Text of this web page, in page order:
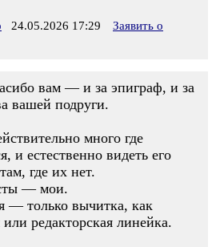
24.05.2026 17:29
Заявить о
вам — и за эпиграф, и за
вашей подруги.
много где
и естественно видеть его
где их нет.
— мои.
— только вычитка, как
редакторская линейка.